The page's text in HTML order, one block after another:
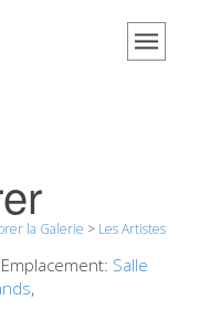
la Galerie > Les Artistes
Emplacement: Salle
,